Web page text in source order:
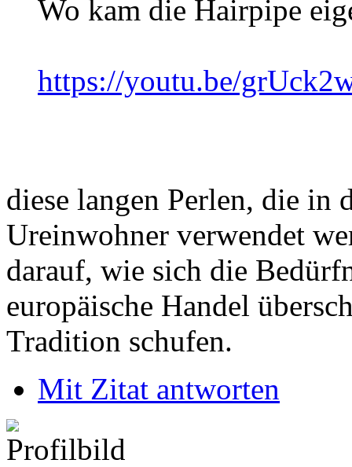
Wo kam die Hairpipe
https://youtu.be/
diese langen Perlen, die in
Ureinwohner verwendet
darauf, wie sich die
europäische Handel
Tradition schufen.
Mit Zitat antworten